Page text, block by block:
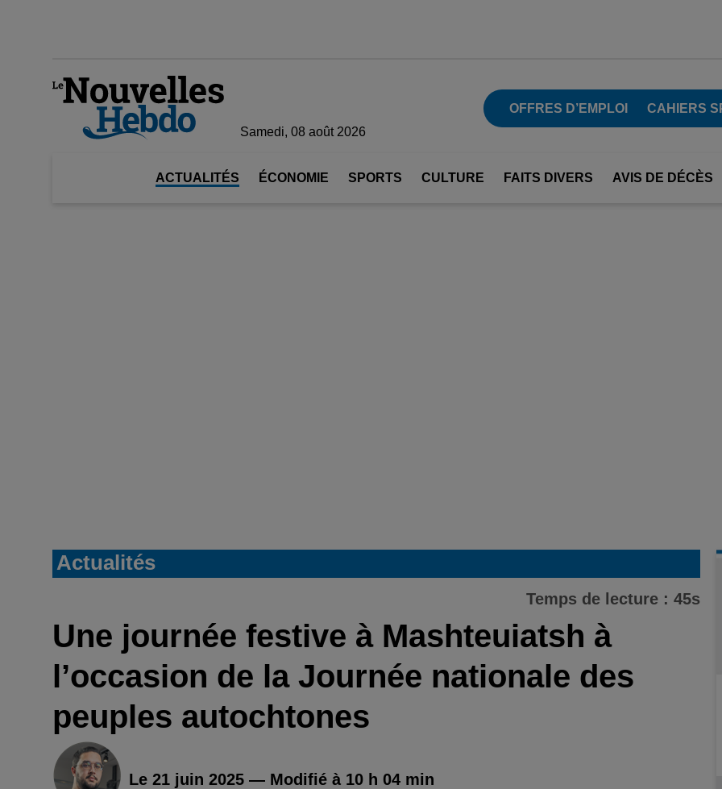
Samedi, 08 août 2026
OFFRES D’EMPLOI CAHIERS
ACTUALITÉS ÉCONOMIE SPORTS CULTURE FAITS DIVERS AVIS DE DÉCÈS
Actualités
Temps de lecture : 45s
Une journée festive à Mashteuiatsh à
l’occasion de la Journée nationale des
peuples autochtones
Le 21 juin 2025 — Modifié à 10 h 04 min